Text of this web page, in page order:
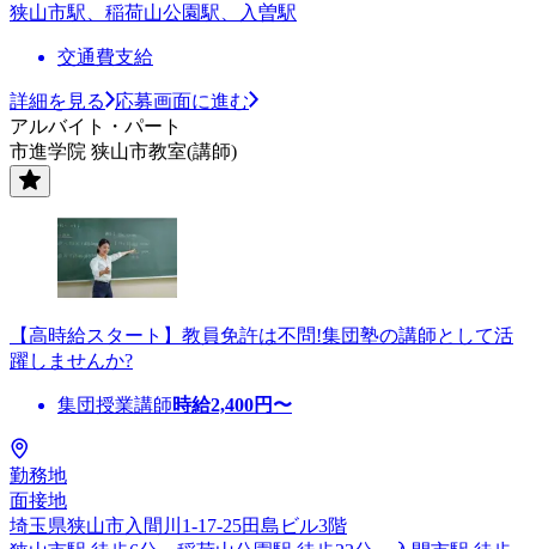
狭山市駅、稲荷山公園駅、入曽駅
交通費支給
詳細を見る
応募画面に進む
アルバイト・パート
市進学院 狭山市教室(講師)
【高時給スタート】教員免許は不問!集団塾の講師として活
躍しませんか?
集団授業講師時給2,400円〜
勤務地
面接地
埼玉県狭山市入間川1-17-25田島ビル3階